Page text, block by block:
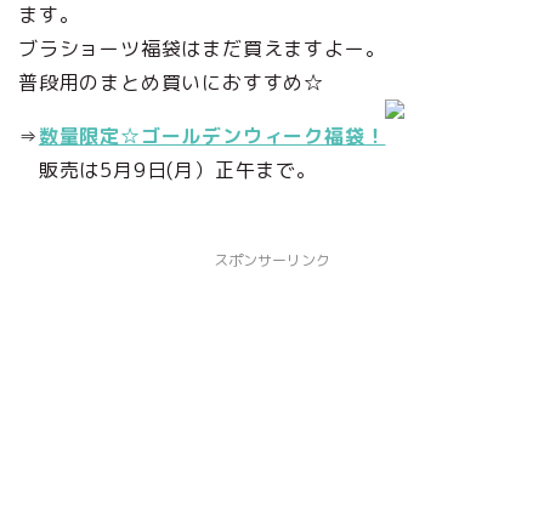
ます。
ブラショーツ福袋はまだ買えますよー。
普段用のまとめ買いにおすすめ☆
⇒数量限定☆ゴールデンウィーク福袋！
販売は5月9日(月）正午まで。
スポンサーリンク